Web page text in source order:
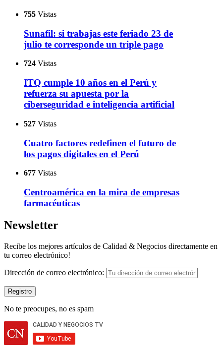
755 Vistas
Sunafil: si trabajas este feriado 23 de
julio te corresponde un triple pago
724 Vistas
ITQ cumple 10 años en el Perú y
refuerza su apuesta por la
ciberseguridad e inteligencia artificial
527 Vistas
Cuatro factores redefinen el futuro de
los pagos digitales en el Perú
677 Vistas
Centroamérica en la mira de empresas
farmacéuticas
Newsletter
Recibe los mejores artículos de Calidad & Negocios directamente en
tu correo electrónico!
Dirección de correo electrónico:
No te preocupes, no es spam